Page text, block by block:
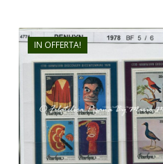
IN OFFERTA!
€11,00
€ 7,50